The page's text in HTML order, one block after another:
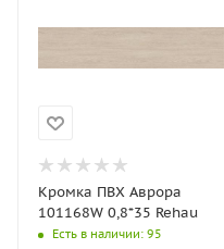
Кромка ПВХ Аврора
101168W 0,8*35 Rehau
Есть в наличии: 95